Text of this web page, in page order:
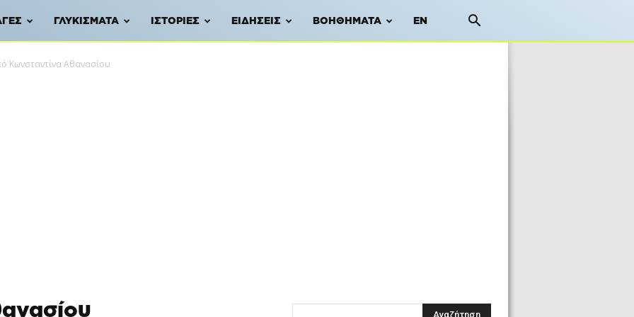
ΓΛΥΚΊΣΜΑΤΑ ΙΣΤΟΡΊΕΣ ΕΙΔΉΣΕΙΣ ΒΟΗΘΉΜΑΤΑ EN
Κωνσταντίνα Αθανασίου